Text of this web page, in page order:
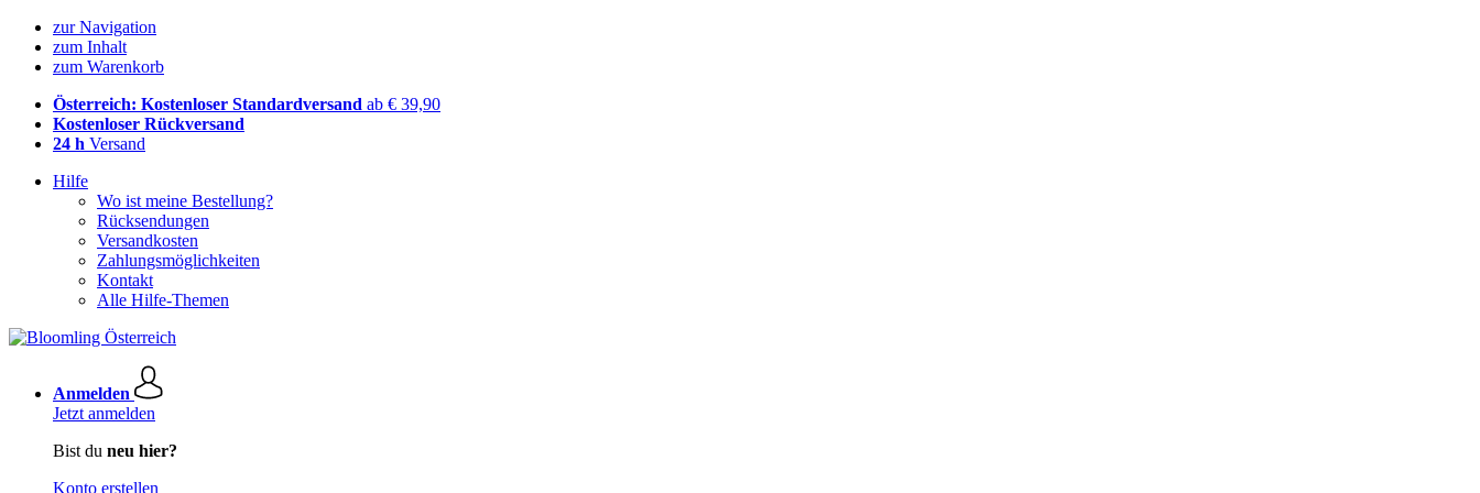
zur Navigation
zum Inhalt
zum Warenkorb
Österreich: Kostenloser Standardversand ab € 39,90
Kostenloser Rückversand
24 h Versand
Hilfe
Wo ist meine Bestellung?
Rücksendungen
Versandkosten
Zahlungsmöglichkeiten
Kontakt
Alle Hilfe-Themen
Anmelden
Jetzt anmelden
Bist du neu hier?
Konto erstellen